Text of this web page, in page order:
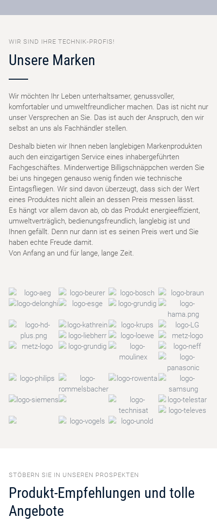
WIR SIND IHRE TECHNIK-PROFIS!
Unsere Marken
Wir möchten Ihr Leben unterhaltsamer, genussvoller,
komfortabler und umweltfreundlicher machen. Das ist nicht nur
unser Versprechen an Sie. Das ist auch der Anspruch, den wir
selbst an uns als Fachhändler stellen.
Deshalb bieten wir Ihnen neben langlebigen Markenprodukten
auch den einzigartigen Service eines inhabergeführten
Fachgeschäftes. Minderwertige Billigschnäppchen werden Sie
bei uns hingegen genauso wenig finden wie technische
Eintagsfliegen. Wir sind davon überzeugt, dass sich der Wert
eines Produktes nicht allein an dessen Preis messen lässt.
Es hängt vor allem davon ab, ob das Produkt energieeffizient,
umweltverträglich, bedienungsfreundlich, langlebig ist und
Ihnen gefällt. Denn nur dann ist es seinen Preis wert und Sie
haben echte Freude damit.
Von Anfang an und für lange, lange Zeit.
STÖBERN SIE IN UNSEREN PROSPEKTEN
Produkt-Empfehlungen und tolle
Angebote